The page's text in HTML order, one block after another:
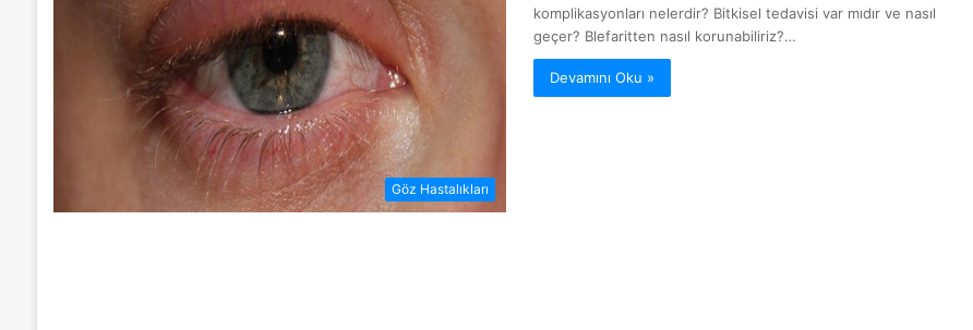
Göz Hastalıkları
komplikasyonları nelerdir? Bitkisel tedavisi var mıdır ve nasıl
geçer? Blefaritten nasıl korunabiliriz?…
Devamını Oku »